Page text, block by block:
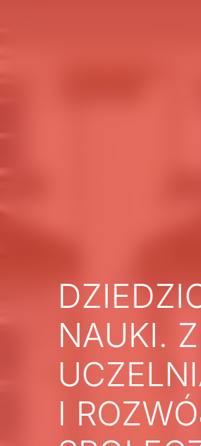
NAUKI.
I